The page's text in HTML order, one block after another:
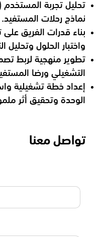
نماذج رحلات المستفيد.
بناء قدرات الفريق على
واختبار الحلول وتحليل
تطوير منهجية لربط
التشغيلي ورضا
إعداد خطة تشغيلية
الوحدة وتحقيق أثر
تواصل معنا